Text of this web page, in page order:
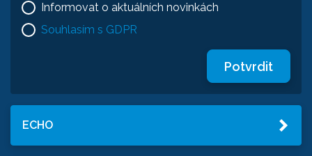
Informovat o aktuálních novinkách
Souhlasím s GDPR
Potvrdit
ECHO